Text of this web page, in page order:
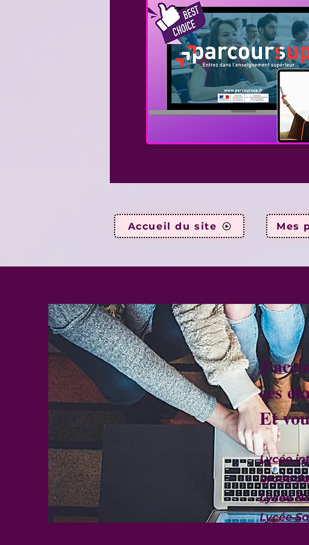
Accueil du site Mes
ces
Et
Lycée
Lycée
Lycée
Lycée
Lycée